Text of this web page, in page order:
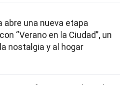
abre una nueva etapa
“Verano en la Ciudad”, un
nostalgia y al hogar